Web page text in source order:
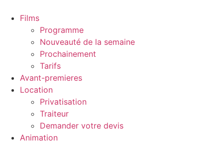
Films
Programme
Nouveauté de la semaine
Prochainement
Tarifs
Avant-premieres
Location
Privatisation
Traiteur
Demander votre devis
Animation